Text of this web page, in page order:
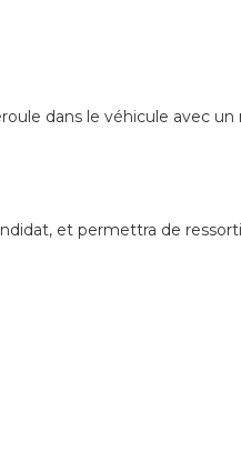
dans le véhicule avec un
et permettra de